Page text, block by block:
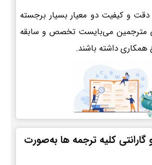
و کیفیت دو معیار بسیار برجسته
مترجمین می‌بایست تخصص و سابقه
داشته باشند.
کلیه ترجمه ها به‌صورت